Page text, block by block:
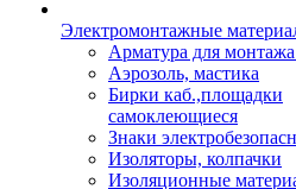
Электромонтажные
Арматура для
Аэрозоль, мастика
Бирки каб.,площадки
самоклеющиеся
Знаки
Изоляторы, колпачки
Изоляционные